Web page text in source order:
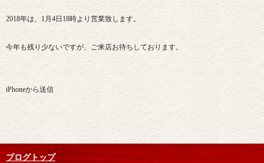
2018年は、1月4日18時より営業致します。
今年も残り少ないですが、ご来店お待ちしております。
iPhoneから送信
ブログトップ